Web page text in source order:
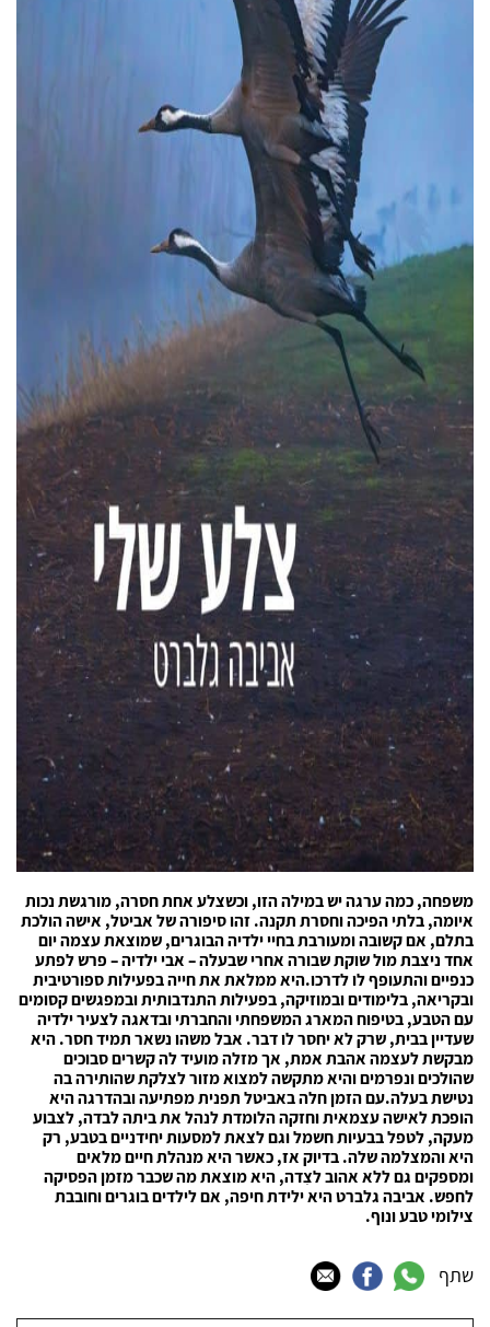
משפחה, כמה ערגה יש במילה הזו, וכשצלע אחת חסרה, מורגשת נכות
איומה, בלתי הפיכה וחסרת תקנה. זהו סיפורה של אביטל, אישה הולכת
בתלם, אם קשובה ומעורבת בחיי ילדיה הבוגרים, שמוצאת עצמה יום
אחד ניצבת מול שוקת שבורה אחרי שבעלה – אבי ילדיה – פרש לפתע
כנפיים והתעופף לו לדרכו.היא ממלאת את חייה בפעילות ספורטיבית
ובקריאה, בלימודים ובמוזיקה, בפעילות התנדבותית ובמפגשים קסומים
עם הטבע, בטיפוח המארג המשפחתי והחברתי ובדאגה לצעיר ילדיה
שעדיין בבית, שרק לא יחסר לו דבר. אבל משהו נשאר תמיד חסר. היא
מבקשת לעצמה אהבת אמת, אך מזלה מועיד לה קשרים סבוכים
שהולכים ונפרמים והיא מתקשה למצוא מזור לצלקת שהותירה בה
נטישת בעלה.עם הזמן חלה באביטל תפנית מפתיעה ובהדרגה היא
הופכת לאישה עצמאית וחזקה הלומדת לנהל את ביתה לבדה, לצבוע
מעקה, לטפל בבעיות חשמל וגם לצאת למסעות יחידניים בטבע, רק
היא והמצלמה שלה. בדיוק אז, כאשר היא מנהלת חיים מלאים
ומספקים גם ללא אהוב לצִדה, היא מוצאת מה שכבר מזמן הפסיקה
לחפש. אביבה גלברט היא ילידת חיפה, אם לילדים בוגרים וחובבת
צילומי טבע ונוף.
שתף